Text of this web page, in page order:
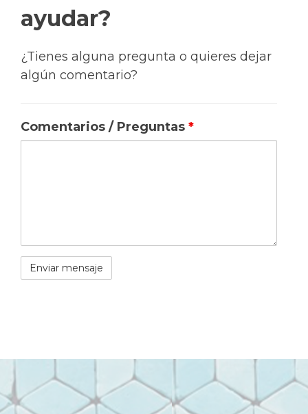
ayudar?
¿Tienes alguna pregunta o quieres dejar
algún comentario?
Comentarios / Preguntas *